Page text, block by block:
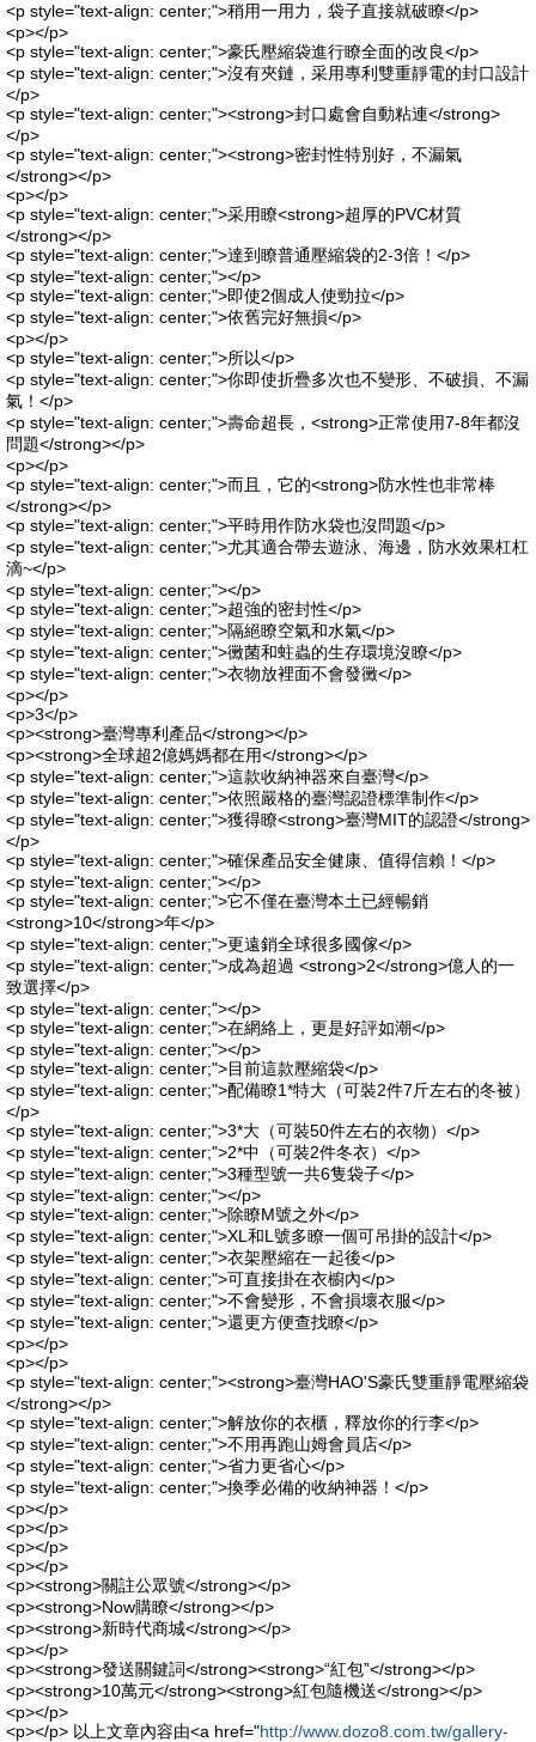
<p style="text-align: center;">稍用一用力，袋子直接就破瞭</p>
<p></p>
<p style="text-align: center;">豪氏壓縮袋進行瞭全面的改良</p>
<p style="text-align: center;">沒有夾鏈，采用專利雙重靜電的封口設計
</p>
<p style="text-align: center;"><strong>封口處會自動粘連</strong>
</p>
<p style="text-align: center;"><strong>密封性特別好，不漏氣
</strong></p>
<p></p>
<p style="text-align: center;">采用瞭<strong>超厚的PVC材質
</strong></p>
<p style="text-align: center;">達到瞭普通壓縮袋的2-3倍！</p>
<p style="text-align: center;"></p>
<p style="text-align: center;">即使2個成人使勁拉</p>
<p style="text-align: center;">依舊完好無損</p>
<p></p>
<p style="text-align: center;">所以</p>
<p style="text-align: center;">你即使折疊多次也不變形、不破損、不漏
氣！</p>
<p style="text-align: center;">壽命超長，<strong>正常使用7-8年都沒
問題</strong></p>
<p></p>
<p style="text-align: center;">而且，它的<strong>防水性也非常棒
</strong></p>
<p style="text-align: center;">平時用作防水袋也沒問題</p>
<p style="text-align: center;">尤其適合帶去遊泳、海邊，防水效果杠杠
滴~</p>
<p style="text-align: center;"></p>
<p style="text-align: center;">超強的密封性</p>
<p style="text-align: center;">隔絕瞭空氣和水氣</p>
<p style="text-align: center;">黴菌和蛀蟲的生存環境沒瞭</p>
<p style="text-align: center;">衣物放裡面不會發黴</p>
<p></p>
<p>3</p>
<p><strong>臺灣專利產品</strong></p>
<p><strong>全球超2億媽媽都在用</strong></p>
<p style="text-align: center;">這款收納神器來自臺灣</p>
<p style="text-align: center;">依照嚴格的臺灣認證標準制作</p>
<p style="text-align: center;">獲得瞭<strong>臺灣MIT的認證</strong>
</p>
<p style="text-align: center;">確保產品安全健康、值得信賴！</p>
<p style="text-align: center;"></p>
<p style="text-align: center;">它不僅在臺灣本土已經暢銷
<strong>10</strong>年</p>
<p style="text-align: center;">更遠銷全球很多國傢</p>
<p style="text-align: center;">成為超過 <strong>2</strong>億人的一
致選擇</p>
<p style="text-align: center;"></p>
<p style="text-align: center;">在網絡上，更是好評如潮</p>
<p style="text-align: center;"></p>
<p style="text-align: center;">目前這款壓縮袋</p>
<p style="text-align: center;">配備瞭1*特大（可裝2件7斤左右的冬被）
</p>
<p style="text-align: center;">3*大（可裝50件左右的衣物）</p>
<p style="text-align: center;">2*中（可裝2件冬衣）</p>
<p style="text-align: center;">3種型號一共6隻袋子</p>
<p style="text-align: center;"></p>
<p style="text-align: center;">除瞭M號之外</p>
<p style="text-align: center;">XL和L號多瞭一個可吊掛的設計</p>
<p style="text-align: center;">衣架壓縮在一起後</p>
<p style="text-align: center;">可直接掛在衣櫥內</p>
<p style="text-align: center;">不會變形，不會損壞衣服</p>
<p style="text-align: center;">還更方便查找瞭</p>
<p></p>
<p></p>
<p style="text-align: center;"><strong>臺灣HAO'S豪氏雙重靜電壓縮袋
</strong></p>
<p style="text-align: center;">解放你的衣櫃，釋放你的行李</p>
<p style="text-align: center;">不用再跑山姆會員店</p>
<p style="text-align: center;">省力更省心</p>
<p style="text-align: center;">換季必備的收納神器！</p>
<p></p>
<p></p>
<p></p>
<p></p>
<p><strong>關註公眾號</strong></p>
<p><strong>Now購瞭</strong></p>
<p><strong>新時代商城</strong></p>
<p></p>
<p><strong>發送關鍵詞</strong><strong>“紅包”</strong></p>
<p><strong>10萬元</strong><strong>紅包隨機送</strong></p>
<p></p>
<p></p> 以上文章內容由<a href="http://www.dozo8.com.tw/gallery-